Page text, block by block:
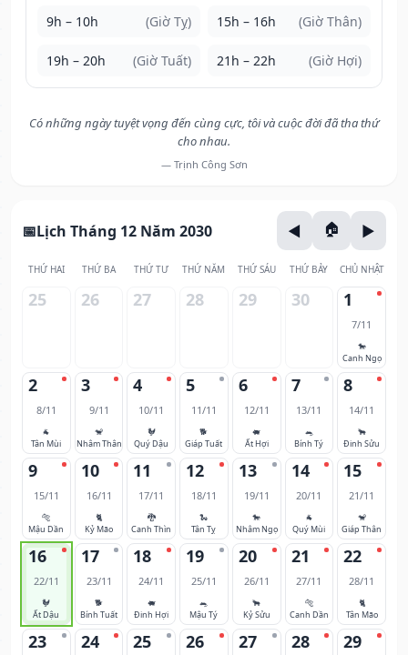
9h – 10h (Giờ Tỵ) 15h – 16h (Giờ Thân)
19h – 20h (Giờ Tuất) 21h – 22h (Giờ Hợi)
Có những ngày tuyệt vọng đến cùng cực, tôi và cuộc đời đã tha thứ
cho nhau.
— Trịnh Công Sơn
Lịch Tháng 12 Năm 2030
THỨ HAI THỨ BA THỨ TƯ THỨ NĂM THỨ SÁU THỨ BẢY CHỦ NHẬT
25 26 27 28 29 30 1
7/11
🐎
Canh Ngọ
2
8/11
🐐
Tân Mùi
3
9/11
🐒
Nhâm Thân
4
10/11
🐓
Quý Dậu
5
11/11
🐕
Giáp Tuất
6
12/11
🐖
Ất Hợi
7
13/11
🐀
Bính Tý
8
14/11
🐂
Đinh Sửu
9
15/11
🐅
Mậu Dần
10
16/11
🐈
Kỷ Mão
11
17/11
🐉
Canh Thìn
12
18/11
🐍
Tân Tỵ
13
19/11
🐎
Nhâm Ngọ
14
20/11
🐐
Quý Mùi
15
21/11
🐒
Giáp Thân
16
22/11
🐓
Ất Dậu
17
23/11
🐕
Bính Tuất
18
24/11
🐖
Đinh Hợi
19
25/11
🐀
Mậu Tý
20
26/11
🐂
Kỷ Sửu
21
27/11
🐅
Canh Dần
22
28/11
🐈
Tân Mão
23 24 25 26 27 28 29